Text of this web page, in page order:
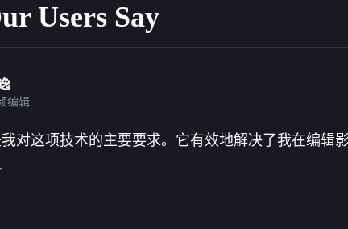
Users Say
编辑
对这项技术的主要要求。它有效地解决了我在编辑